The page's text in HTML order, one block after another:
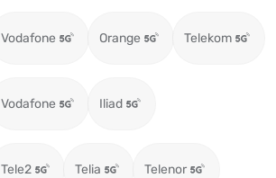
Vodafone Orange Telekom
Vodafone Iliad
Tele2 Telia Telenor